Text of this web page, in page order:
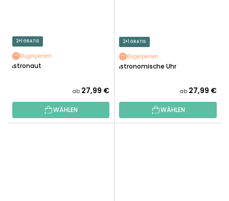
2+1 GRATIS
Bügelperlen
Astronaut
ab 27,99 €
WÄHLEN
2+1 GRATIS
Bügelperlen
Astronomische Uhr
ab 27,99 €
WÄHLEN